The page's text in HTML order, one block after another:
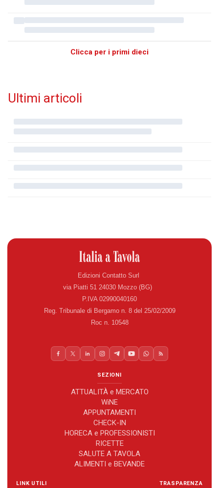
Clicca per i primi dieci
Ultimi articoli
Edizioni Contatto Surl
via Piatti 51 24030 Mozzo (BG)
P.IVA 02990040160
Reg. Tribunale di Bergamo n. 8 del 25/02/2009
Roc n. 10548
SEZIONI
ATTUALITÀ e MERCATO
WiNE
APPUNTAMENTI
CHECK-IN
HORECA e PROFESSIONISTI
RICETTE
SALUTE A TAVOLA
ALIMENTI e BEVANDE
LINK UTILI TRASPARENZA